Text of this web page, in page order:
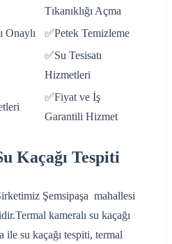
Tıkanıklığı Açma
Onaylı
✅Petek Temizleme
✅Su Tesisatı
Hizmetleri
✅Fiyat ve İş
Garantili Hizmet
Kaçağı Tespiti
Şemsipaşa mahallesi
kameralı su kaçağı
ile su kaçağı tespiti, termal